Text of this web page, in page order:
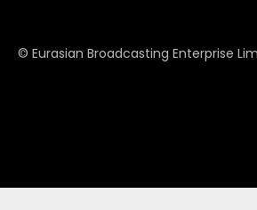
© Eurasian Broadcasting Enterprise